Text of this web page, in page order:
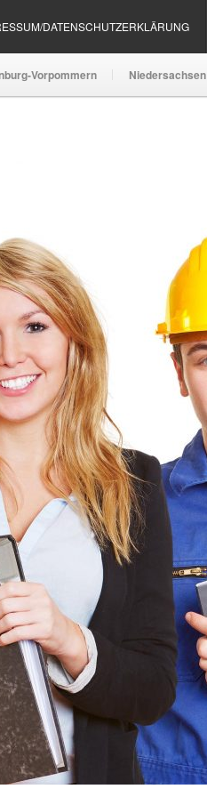
DATENSCHUTZERKLÄRUNG
Vorpommern Niedersachsen